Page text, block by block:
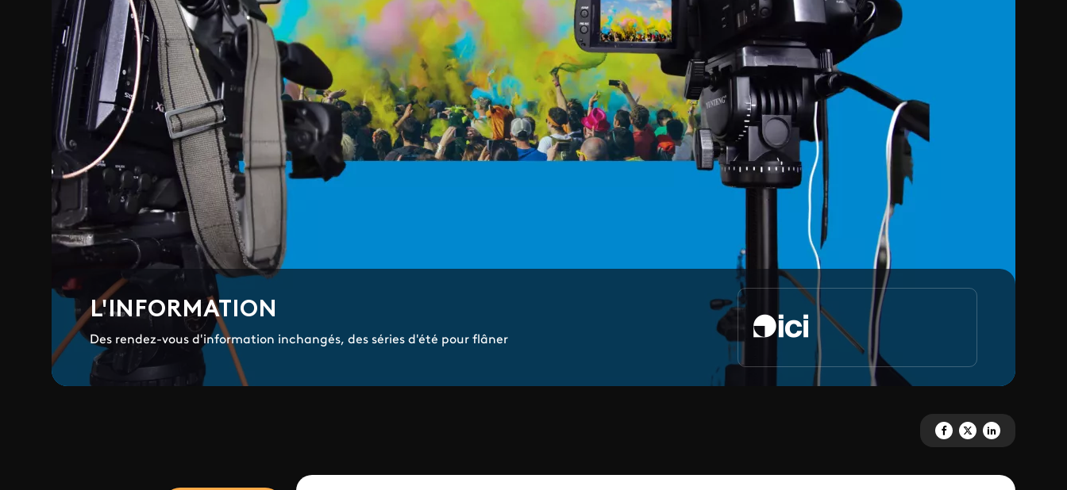
L'INFORMATION
Des rendez-vous d'information inchangés, des séries d'été pour flâner
Partagez 'L'INFORMATION' sur
PartagezPartagez